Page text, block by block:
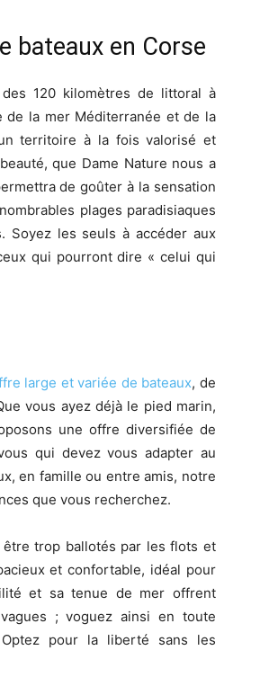
bateaux en Corse
120 kilomètres de littoral à
de la mer Méditerranée et de la
territoire à la fois valorisé et
que Dame Nature nous a
de goûter à la sensation
plages paradisiaques
Soyez les seuls à accéder aux
qui pourront dire « celui qui
large et variée de bateaux, de
vous ayez déjà le pied marin,
une offre diversifiée de
qui devez vous adapter au
en famille ou entre amis, notre
que vous recherchez.
être trop ballotés par les flots et
et confortable, idéal pour
et sa tenue de mer offrent
; voguez ainsi en toute
pour la liberté sans les